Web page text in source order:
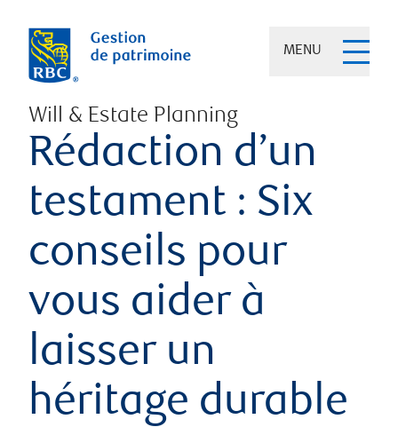
MENU
Will & Estate Planning
Rédaction d’un
testament : Six
conseils pour
vous aider à
laisser un
héritage durable